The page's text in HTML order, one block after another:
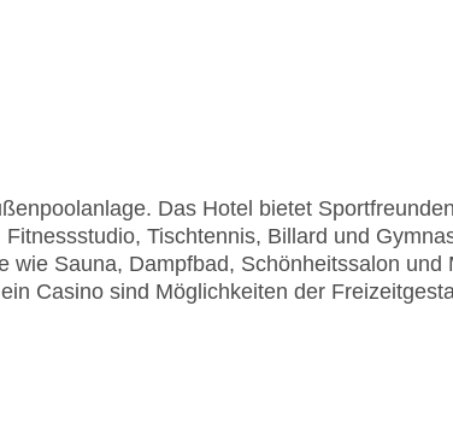
Das Hotel bietet
Tischtennis, Billard und
wie Sauna, Dampfbad, Schönheitssalon und
Casino sind Möglichkeiten der